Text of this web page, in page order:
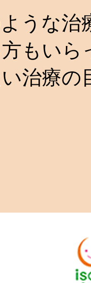
うな治
もいら
治療の